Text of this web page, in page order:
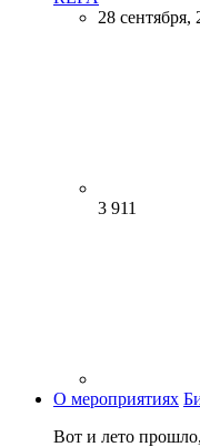
28 сентября,
3 911
О мероприятиях
Вот и лето